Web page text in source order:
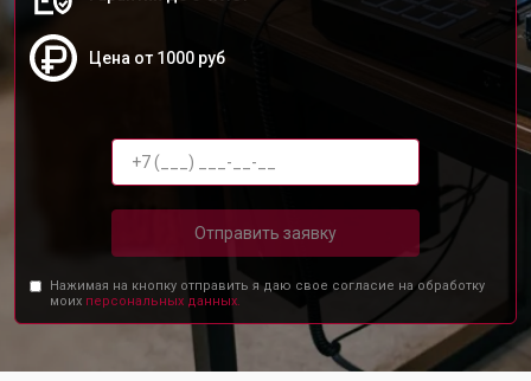
Цена от 1000 руб
Отправить заявку
Нажимая на кнопку отправить я даю свое согласие на обработку
моих персональных данных.